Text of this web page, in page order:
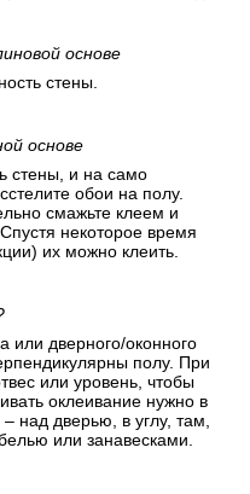
основе
стены.
основе
стены, и на само
обои на полу.
смажьте клеем и
некоторое время
их можно клеить.
или дверного/оконного
полу. При
или уровень, чтобы
оклеивание нужно в
над дверью, в углу, там,
или занавесками.